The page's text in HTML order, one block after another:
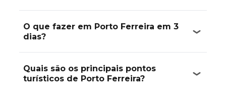
O que fazer em Porto Ferreira em 3
dias?
Quais são os principais pontos
turísticos de Porto Ferreira?